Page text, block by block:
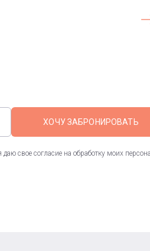
ХОЧУ ЗАБРОНИРОВАТЬ
свое согласие на обработку моих